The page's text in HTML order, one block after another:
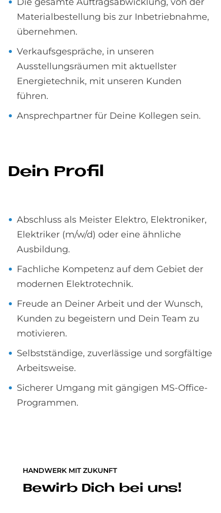
Materialbestellung bis zur Inbetriebnahme,
übernehmen.
Verkaufsgespräche, in unseren
Ausstellungsräumen mit aktuellster
Energietechnik, mit unseren Kunden
führen.
Ansprechpartner für Deine Kollegen sein.
Dein Pro­fil
Abschluss als Meister Elektro, Elektroniker,
Elektriker (m/w/d) oder eine ähnliche
Ausbildung.
Fachliche Kompetenz auf dem Gebiet der
modernen Elektrotechnik.
Freude an Deiner Arbeit und der Wunsch,
Kunden zu begeistern und Dein Team zu
motivieren.
Selbstständige, zuverlässige und sorgfältige
Arbeitsweise.
Sicherer Umgang mit gängigen MS-Office-
Programmen.
HANDWERK MIT ZUKUNFT
Be­wirb Dich bei uns!